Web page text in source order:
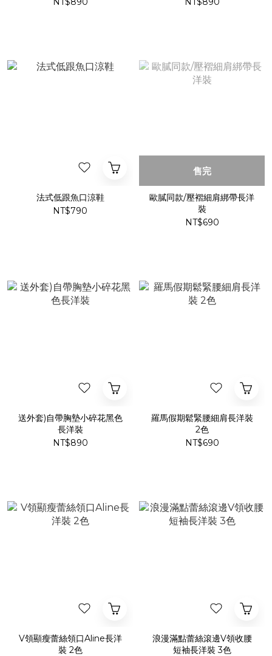
法式低跟魚口涼鞋
NT$790
售完
歐膩同款/壓褶細肩綁帶長洋
裝
NT$690
送外套)自帶胸墊小碎花黑色
長洋裝
NT$890
羅馬假期鬆緊腰細肩長洋裝
2色
NT$690
V領顯瘦蕾絲領口Aline長洋
裝 2色
浪漫滿點蕾絲滾邊V領收腰
短袖長洋裝 3色